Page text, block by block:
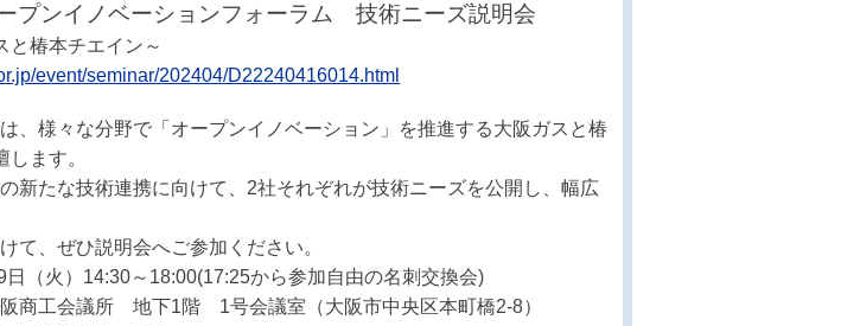
プンイノベーションフォーラム 技術ニーズ説明会
と椿本チエイン～
event/seminar/202404/D22240416014.html
、様々な分野で「オープンイノベーション」を推進する大阪ガスと椿
ます。
新たな技術連携に向けて、2社それぞれが技術ニーズを公開し、幅広
て、ぜひ説明会へご参加ください。
（火）14:30～18:00(17:25から参加自由の名刺交換会)
商工会議所 地下1階 1号会議室 （大阪市中央区本町橋2-8）